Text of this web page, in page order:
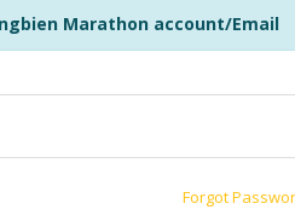
Marathon account/Email
Forgot